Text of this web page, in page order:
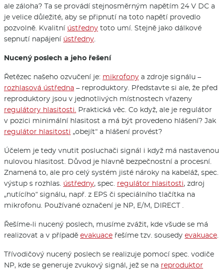
ale záloha? Ta se provádí stejnosměrným napětím 24 V DC a
je velice důležité, aby se připnutí na toto napětí provedlo
pozvolně. Kvalitní ústředny toto umí. Stejně jako dálkové
sepnutí napájení ústředny.
Nucený poslech a jeho řešení
Řetězec našeho ozvučení je: mikrofony a zdroje signálu –
rozhlasová ústředna – reproduktory. Představte si ale, že před
reproduktory jsou v jednotlivých místnostech vřazeny
regulátory hlasitosti. Praktická věc. Co když, ale je regulátor
v pozici minimální hlasitost a má být provedeno hlášení? Jak
regulátor hlasitosti „obejít“ a hlášení provést?
Účelem je tedy vnutit posluchači signál i když má nastavenou
nulovou hlasitost. Důvod je hlavně bezpečnostní a procesní.
Znamená to, ale pro celý systém jisté nároky na kabeláž, spec.
výstup s rozhlas. ústředny, spec. regulátor hlasitosti, zdroj
„nutícího“ signálu, např. z EPS či speciálního tlačítka na
mikrofonu. Používané označení je NP, E/M, DIRECT .
Řešíme-li nucený poslech, musíme zvážit, kde všude se má
realizovat a v případě evakuace řešíme tzv. sousedy evakuace.
Třívodičový nucený poslech se realizuje pomocí spec. vodiče
NP, kde se generuje zvukový signál, jež se na reproduktor